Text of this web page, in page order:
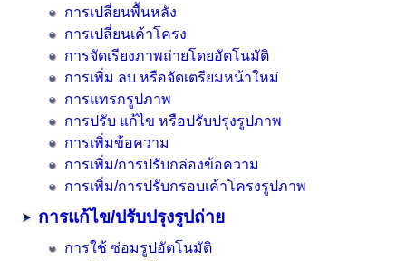
การเปลี่ยนพื้นหลัง
การเปลี่ยนเค้าโครง
การจัดเรียงภาพถ่ายโดยอัตโนมัติ
การเพิ่ม ลบ หรือจัดเตรียมหน้าใหม่
การแทรกรูปภาพ
การปรับ แก้ไข หรือปรับปรุงรูปภาพ
การเพิ่มข้อความ
การเพิ่ม/การปรับกล่องข้อความ
การเพิ่ม/การปรับกรอบเค้าโครงรูปภาพ
การแก้ไข/ปรับปรุงรูปถ่าย
การใช้ ซ่อมรูปอัตโนมัติ